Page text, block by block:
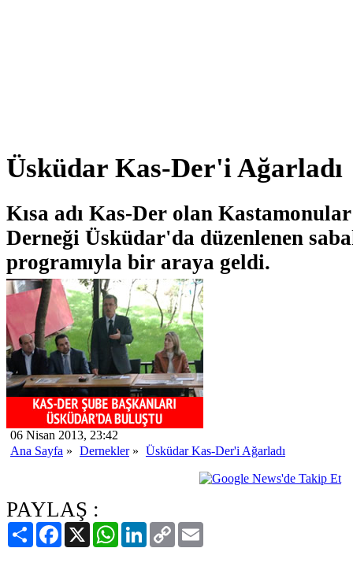
Üsküdar Kas-Der'i Ağarladı
Kısa adı Kas-Der olan
Derneği Üsküdar'da düzenlenen
programıyla bir araya geldi.
06 Nisan 2013, 23:42
Ana Sayfa » Dernekler» Üsküdar Kas-Der'i Ağarladı
PAYLAŞ :
PaylaşFacebook
X WhatsAppLinkedIn
Copy
Link